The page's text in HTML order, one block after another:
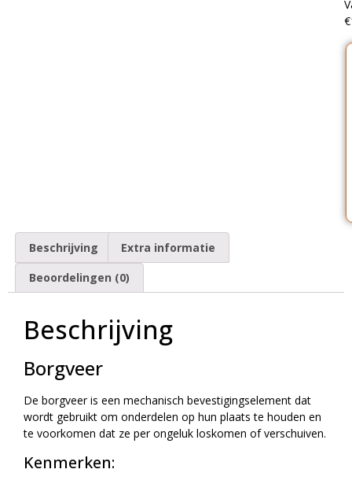
Beschrijving Extra informatie
Beoordelingen (0)
Beschrijving
Borgveer
De borgveer is een mechanisch bevestigingselement dat
wordt gebruikt om onderdelen op hun plaats te houden en
te voorkomen dat ze per ongeluk loskomen of verschuiven.
Kenmerken: